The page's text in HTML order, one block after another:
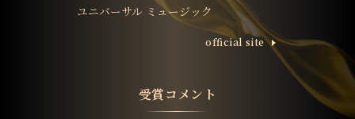
ユニバーサル ミュージック
ofﬁcial site
受賞コメント